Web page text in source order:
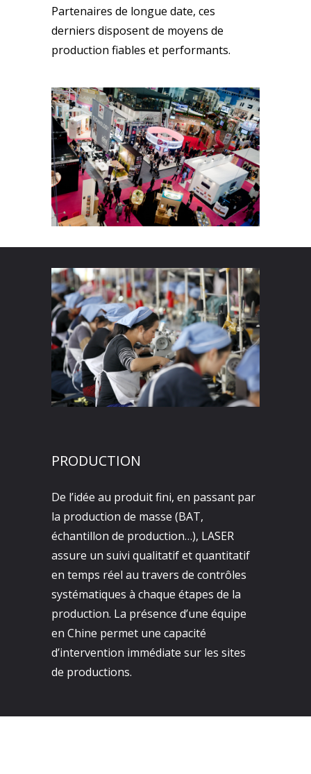
Partenaires de longue date, ces
derniers disposent de moyens de
production fiables et performants.
PRODUCTION
De l’idée au produit fini, en passant par
la production de masse (BAT,
échantillon de production…), LASER
assure un suivi qualitatif et quantitatif
en temps réel au travers de contrôles
systématiques à chaque étapes de la
production. La présence d’une équipe
en Chine permet une capacité
d’intervention immédiate sur les sites
de productions.